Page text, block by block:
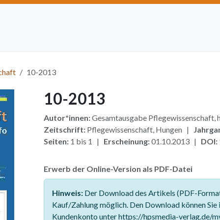
10-2013
10-2013
Autor*innen:Gesamtausgabe Pflegewissenschaft,
Zeitschrift:Pflegewissenschaft, Hungen |
Seiten:1 bis 1 | Erscheinung:01.10.2013 | DOI:
Erwerb der Online-Version als PDF-Datei
Hinweis:Der Download des Artikels (PDF-
Kauf/Zahlung möglich. Den Download können Sie
Kundenkonto unter https://hpsmedia-verlag.de/